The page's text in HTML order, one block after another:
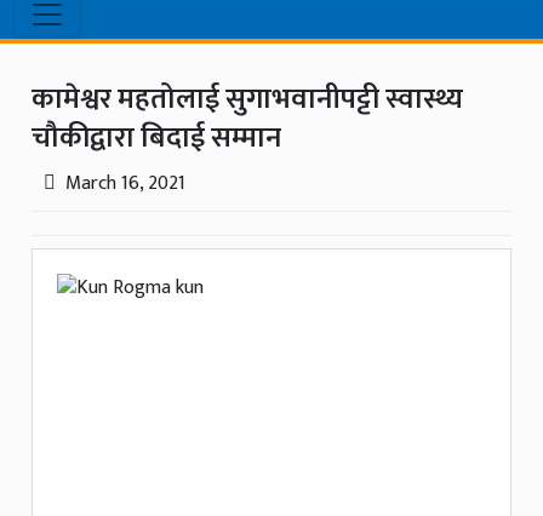
कामेश्वर महतोलाई सुगाभवानीपट्टी स्वास्थ्य
चौकीद्वारा बिदाई सम्मान
March 16, 2021